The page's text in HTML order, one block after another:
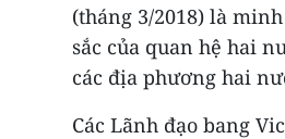
(tháng 3/2018) là
sắc của quan hệ hai
các địa phương hai
Các Lãnh đạo bang